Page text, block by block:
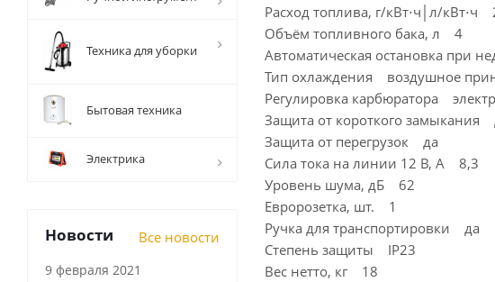
Расход топлива, г/кВт⋅ч│л/кВт⋅ч
Объём топливного бака, л 4
Автоматическая остановка при
Тип охлаждения воздушное
Регулировка карбюратора
Защита от короткого замыкания
Защита от перегрузок да
Сила тока на линии 12 В, А 8,3
Уровень шума, дБ 62
Евророзетка, шт. 1
Ручка для транспортировки да
Степень защиты IP23
Вес нетто, кг 18
Техника для уборки
Бытовая техника
Электрика
Новости Все новости
9 февраля 2021